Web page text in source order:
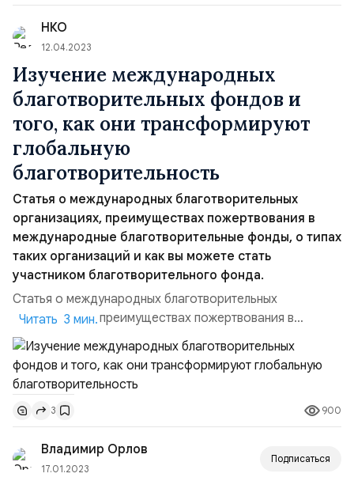
Исмет Эрикан, Генеральный консул Республики Турция
в Казани; Дия Ас...
НКО
12.04.2023
Изучение международных
благотворительных фондов и
того, как они трансформируют
глобальную
благотворительность
Статья о международных благотворительных
организациях, преимуществах пожертвования в
международные благотворительные фонды, о типах
таких организаций и как вы можете стать
участником благотворительного фонда.
Статья о международных благотворительных
организациях, преимуществах пожертвования в
международные благотворительные фонды, о типах
таких организаций и как вы можете стать участником
благотворительного фонда.Что такое международные
благотворительные фонды и как они работают?.
Международные благотворительные фонды — это
некоммерческие организации, ...
Читать 3 мин.
3 900
Владимир Орлов
17.01.2023
Подписаться